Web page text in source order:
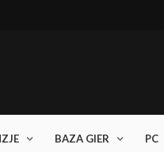
BAZA GIER PC